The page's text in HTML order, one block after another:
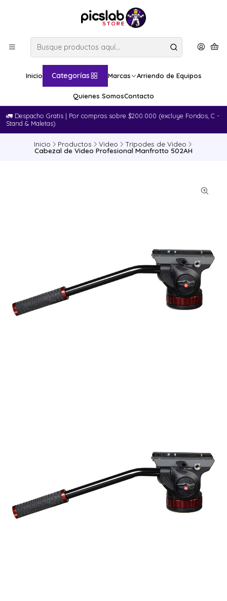
Inicio Categorías Marcas Arriendo de Equipos
Quienes SomosContacto
🚛​ Despacho Gratis | Por compras sobre $200.000 (excluye Fondos, C -
Stand & Maletas)
Inicio Productos Video Trípodes de Video
Cabezal de Video Profesional Manfrotto 502AH